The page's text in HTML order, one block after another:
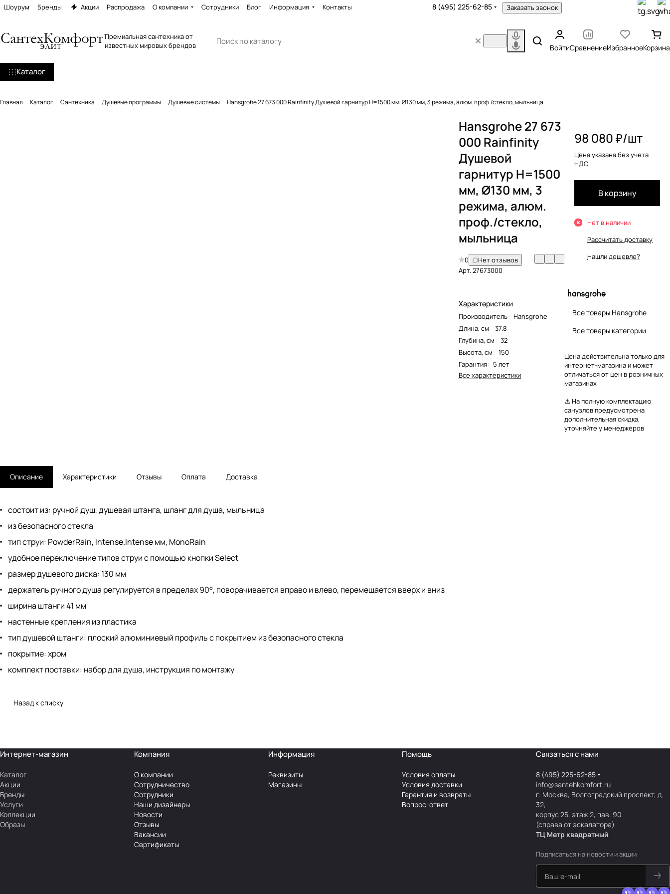
Шоурум Бренды Акции Распродажа О компании Сотрудники Блог Информация Контакты 8 (495) 225-62-85 Заказать звонок
Премиальная сантехника от
известных мировых брендов
ВойтиСравнениеИзбранноеКорзина
Каталог
Главная Каталог Сантехника Душевые программы Душевые системы Hansgrohe 27 673 000 Rainfinity Душевой гарнитур H=1500 мм, Ø130 мм, 3 режима, алюм. проф./стекло, мыльница
Hansgrohe 27 673
000 Rainfinity
Душевой
гарнитур H=1500
мм, Ø130 мм, 3
режима, алюм.
проф./стекло,
мыльница
0
Нет отзывов
Арт.27673000
Характеристики
Производитель: Hansgrohe
Длина, см: 37.8
Глубина, см: 32
Высота, см: 150
Гарантия: 5 лет
Все характеристики
98 080 ₽/шт
Цена указана без учета
НДС
В корзину
Нет в наличии
Рассчитать доставку
Нашли дешевле?
Все товары Hansgrohe
Все товары категории
Цена действительна только для
интернет-магазина и может
отличаться от цен в розничных
магазинах
⚠️ На полную комплектацию
санузлов предусмотрена
дополнительная скидка,
уточняйте у менеджеров
Описание Характеристики Отзывы Оплата Доставка
состоит из: ручной душ, душевая штанга, шланг для душа, мыльница
из безопасного стекла
тип струи: PowderRain, Intense.Intense мм, MonoRain
удобное переключение типов струи с помощью кнопки Select
размер душевого диска: 130 мм
держатель ручного душа регулируется в пределах 90°, поворачивается вправо и влево, перемещается вверх и вниз
ширина штанги 41 мм
настенные крепления из пластика
тип душевой штанги: плоский алюминиевый профиль с покрытием из безопасного стекла
покрытие: хром
комплект поставки: набор для душа, инструкция по монтажу
Назад к списку
Интернет-магазин
Каталог
Акции
Бренды
Услуги
Коллекции
Образы
Компания
О компании
Сотрудничество
Сотрудники
Наши дизайнеры
Новости
Отзывы
Вакансии
Сертификаты
Информация
Реквизиты
Магазины
Помощь
Условия оплаты
Условия доставки
Гарантия и возвраты
Вопрос-ответ
Связаться с нами
8 (495) 225-62-85
info@santehkomfort.ru
г. Москва, Волгоградский проспект, д.
32,
корпус 25, этаж 2, пав. 90
(справа от эскалатора)
ТЦ Метр квадратный
Подписаться на новости и акции